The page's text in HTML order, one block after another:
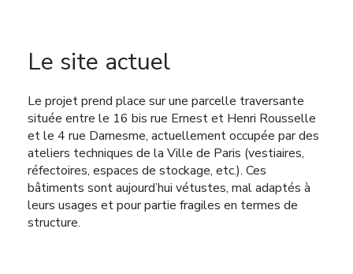
Le site actuel
Le projet prend place sur une parcelle traversante
située entre le 16 bis rue Ernest et Henri Rousselle
et le 4 rue Damesme, actuellement occupée par des
ateliers techniques de la Ville de Paris (vestiaires,
réfectoires, espaces de stockage, etc.). Ces
bâtiments sont aujourd’hui vétustes, mal adaptés à
leurs usages et pour partie fragiles en termes de
structure.